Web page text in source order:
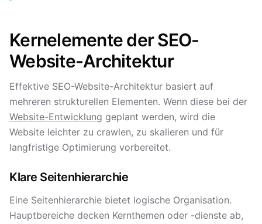
Kernelemente der SEO-
Website-Architektur
Effektive SEO-Website-Architektur basiert auf
mehreren strukturellen Elementen. Wenn diese bei der
Website-Entwicklung geplant werden, wird die
Website leichter zu crawlen, zu skalieren und für
langfristige Optimierung vorbereitet.
Klare Seitenhierarchie
Eine Seitenhierarchie bietet logische Organisation.
Hauptbereiche decken Kernthemen oder -dienste ab,